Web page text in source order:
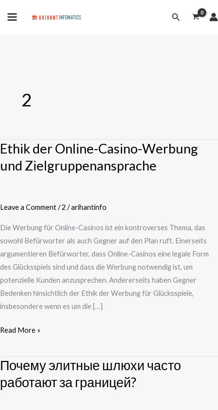
Search
2
Ethik der Online-Casino-Werbung
und Zielgruppenansprache
Leave a Comment/2 /arihantinfo
Die Werbung für Online-Casinos ist ein kontroverses Thema, das
sowohl Befürworter als auch Gegner auf den Plan ruft. Einerseits
argumentieren Befürworter, dass Online-Casinos eine legale Form
des Glücksspiels sind und dass die Werbung notwendig ist, um
potenzielle Kunden anzusprechen. Andererseits haben Gegner
Bedenken hinsichtlich der Ethik der Werbung für Glücksspiele,
insbesondere wenn es um die […]
Ethik
Online-
und
Zielgruppenansprache
Read More »
Почему элитные шлюхи часто
работают за границей?
Почему
элитные
шлюхи